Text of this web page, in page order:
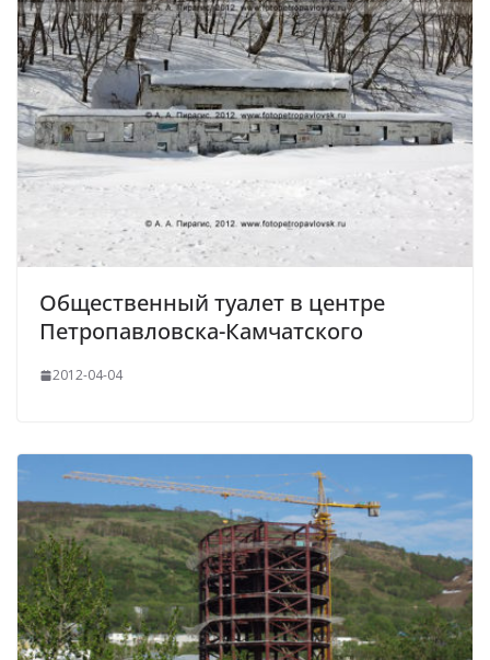
Общественный туалет в центре
Петропавловска-Камчатского
2012-04-04